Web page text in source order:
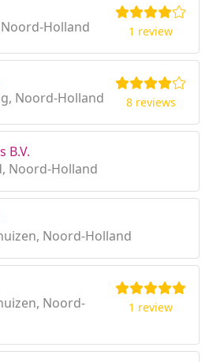
Holland
1 review
Noord-Holland
8 reviews
B.V.
Noord-Holland
Noord-Holland
Noord-
1 review